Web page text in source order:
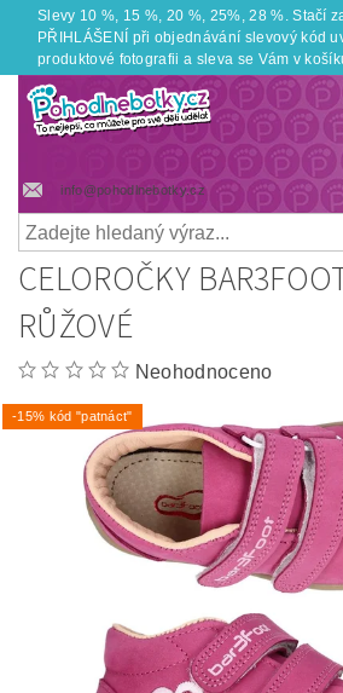
Slevy 10 %, 15 %, 20 %, 25%, 28 %. Stačí
PŘIHLÁŠENÍ při objednávání slevový kód
produktové fotografii a sleva se Vám v
info@pohodlnebotky.cz
CELOROČKY
RŮŽOVÉ
Neohodnoceno
-15% kód "patnáct"